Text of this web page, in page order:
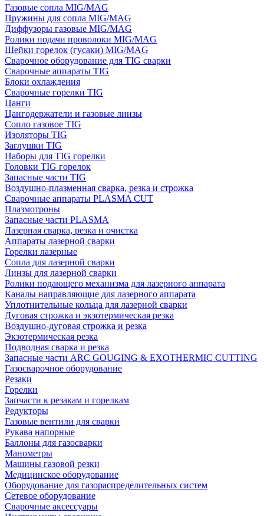
Газовые сопла MIG/MAG
Пружины для сопла MIG/MAG
Диффузоры газовые MIG/MAG
Ролики подачи проволоки MIG/MAG
Шейки горелок (гусаки) MIG/MAG
Сварочное оборудование для TIG сварки
Сварочные аппараты TIG
Блоки охлаждения
Сварочные горелки TIG
Цанги
Цангодержатели и газовые линзы
Сопло газовое TIG
Изоляторы TIG
Заглушки TIG
Наборы для TIG горелки
Головки TIG горелок
Запасные части TIG
Воздушно-плазменная сварка, резка и строжка
Сварочные аппараты PLASMA CUT
Плазмотроны
Запасные части PLASMA
Лазерная сварка, резка и очистка
Аппараты лазерной сварки
Горелки лазерные
Сопла для лазерной сварки
Линзы для лазерной сварки
Ролики подающего механизма для лазерного аппарата
Каналы направляющие для лазерного аппарата
Уплотнительные кольца для лазерной сварки
Дуговая строжка и экзотермическая резка
Воздушно-дуговая строжка и резка
Экзотермическая резка
Подводная сварка и резка
Запасные части ARC GOUGING & EXOTHERMIC CUTTING
Газосварочное оборудование
Резаки
Горелки
Запчасти к резакам и горелкам
Редукторы
Газовые вентили для сварки
Рукава напорные
Баллоны для газосварки
Манометры
Машины газовой резки
Медицинское оборудование
Оборудование для газораспределительных систем
Сетевое оборудование
Сварочные аксессуары